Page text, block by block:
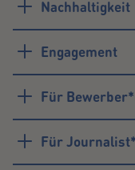
Nachhaltigkeit
Engagement
Für
Für